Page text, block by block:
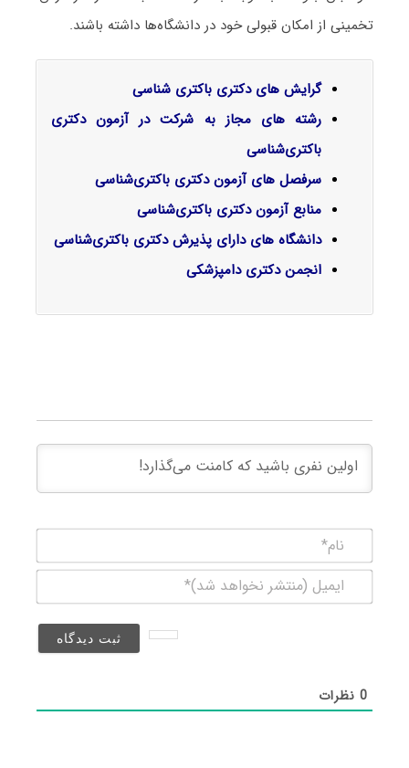
تخمینی از امکان قبولی خود در دانشگاه‌ها داشته باشند.
گرایش‌ های دکتری باکتری شناسی
رشته های مجاز به شرکت در آزمون دکتری
باکتری‌شناسی
سرفصل‌ های آزمون دکتری باکتری‌شناسی
منابع آزمون دکتری باکتری‌شناسی
دانشگاه های دارای پذیرش دکتری باکتری‌شناسی
انجمن دکتری دامپزشکی
(منتشر
0نظرات